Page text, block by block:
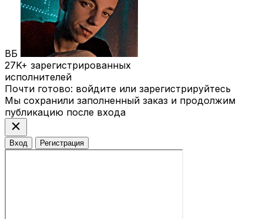
ВБ
27K+ зарегистрированных
исполнителей
Почти готово: войдите или зарегистрируйтесь
Мы сохранили заполненный заказ и продолжим
публикацию после входа
close
Вход Регистрация